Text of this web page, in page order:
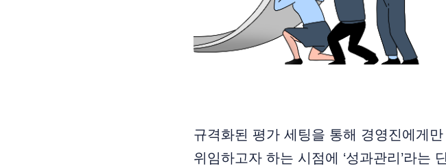
규격화된 평가 세팅을 통해 경영진에게만
위임하고자 하는 시점에 ‘성과관리’라는